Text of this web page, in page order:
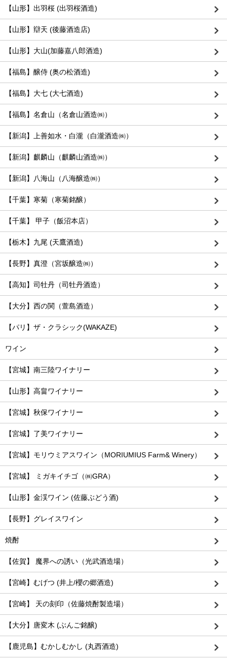
【山形】出羽桜 (出羽桜酒造)
【山形】辯天 (後藤酒造店)
【山形】大山(加藤嘉八郎酒造)
【福島】醸侍 (奥の松酒造)
【福島】大七 (大七酒造)
【福島】名倉山（名倉山酒造㈱）
【新潟】上善如水・白瀧（白瀧酒造㈱）
【新潟】麒麟山（麒麟山酒造㈱）
【新潟】八海山（八海醸造㈱）
【千葉】寒菊（寒菊銘醸）
【千葉】 甲子（飯沼本店）
【栃木】九尾 (天鷹酒造)
【長野】真澄（宮坂醸造㈱）
【高知】司牡丹（司牡丹酒造）
【大分】西の関（萱島酒造）
【パリ】ザ・クラシック(WAKAZE)
ワイン
【宮城】南三陸ワイナリー
【山形】高畠ワイナリー
【宮城】秋保ワイナリー
【宮城】了美ワイナリー
【宮城】モリウミアスワイン（MORIUMIUS Farm& Winery）
【宮城】 ミガキイチゴ（㈱GRA）
【山形】金渓ワイン (佐藤ぶどう酒)
【長野】グレイスワイン
焼酎
【佐賀】 魔界への誘い（光武酒造場）
【宮崎】むげつ (井上/櫻の郷酒造)
【宮崎】 天の刻印（佐藤焼酎製造場）
【大分】唐変木 (ぶんご銘醸)
【鹿児島】むかしむかし (丸西酒造)